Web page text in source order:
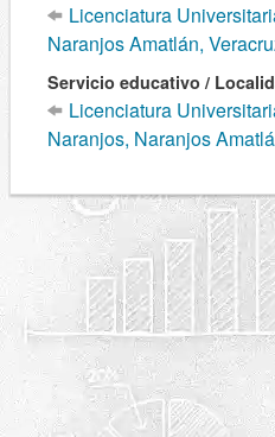
Licenciatura
Naranjos Amatlán,
Servicio educativo /
Licenciatura
Naranjos, Naranjos